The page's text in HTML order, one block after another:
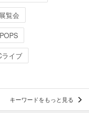
覧会
ライブ
キーワードをもっと見る